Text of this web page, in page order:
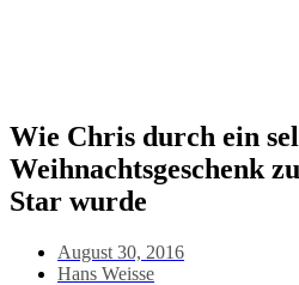
Wie Chris durch ein
Weihnachtsgeschenk
Star wurde
August 30, 2016
Hans Weisse